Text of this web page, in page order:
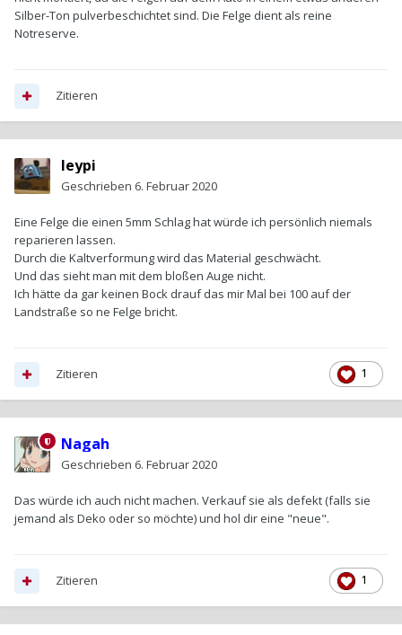
Silber-Ton pulverbeschichtet sind. Die Felge dient als reine
Notreserve.
Zitieren
leypi
Geschrieben 6. Februar 2020
Eine Felge die einen 5mm Schlag hat würde ich persönlich niemals
reparieren lassen.
Durch die Kaltverformung wird das Material geschwächt.
Und das sieht man mit dem bloßen Auge nicht.
Ich hätte da gar keinen Bock drauf das mir Mal bei 100 auf der
Landstraße so ne Felge bricht.
1
Zitieren
Nagah
Geschrieben 6. Februar 2020
Das würde ich auch nicht machen. Verkauf sie als defekt (falls sie
jemand als Deko oder so möchte) und hol dir eine "neue".
1
Zitieren